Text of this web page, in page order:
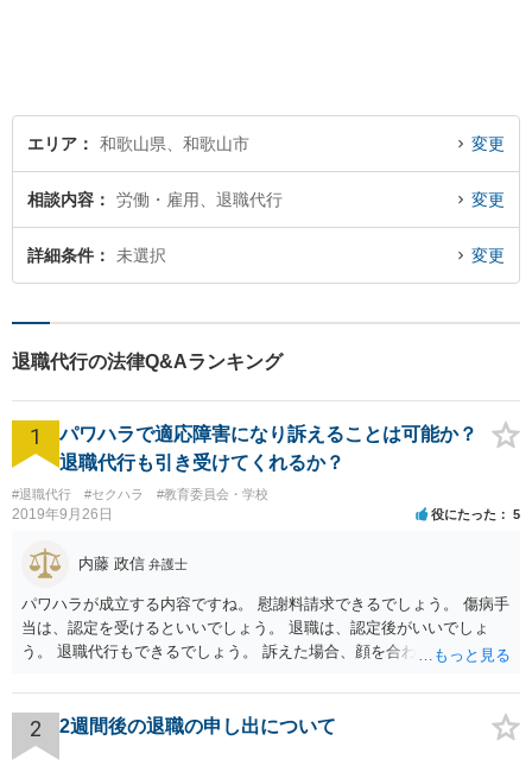
エリア 和歌山県、和歌山市 変更
相談内容 労働・雇用、退職代行 変更
詳細条件 未選択 変更
退職代行の法律Q&Aランキング
1
パワハラで適応障害になり訴えることは可能か？
退職代行も引き受けてくれるか？
#退職代行 #セクハラ #教育委員会・学校
2019年9月26日 役にたった 5
内藤 政信 弁護士
パワハラが成立する内容ですね。 慰謝料請求できるでしょう。 傷病手
当は、認定を受けるといいでしょう。 退職は、認定後がいいでしょ
う。 退職代行もできるでしょう。 訴えた場合、顔を合わすことは、あ
れは 減じて来るでしょう。
2 2週間後の退職の申し出について